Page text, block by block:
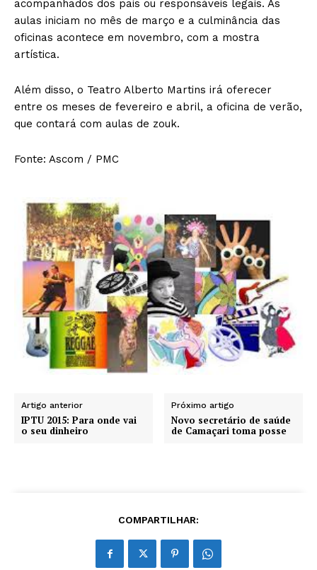
acompanhados dos pais ou responsáveis legais. As
aulas iniciam no mês de março e a culminância das
oficinas acontece em novembro, com a mostra
artística.
Além disso, o Teatro Alberto Martins irá oferecer
entre os meses de fevereiro e abril, a oficina de verão,
que contará com aulas de zouk.
Fonte: Ascom / PMC
Artigo anterior
IPTU 2015: Para onde vai
o seu dinheiro
Próximo artigo
Novo secretário de saúde
de Camaçari toma posse
COMPARTILHAR: